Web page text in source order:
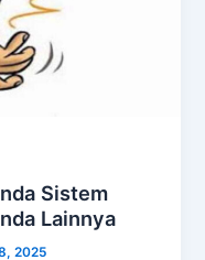
Sistem
Lainnya
2025